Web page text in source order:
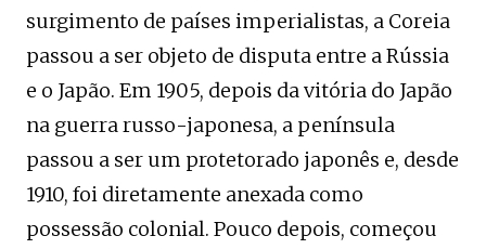
surgimento de países imperialistas, a Coreia
passou a ser objeto de disputa entre a Rússia
e o Japão. Em 1905, depois da vitória do Japão
na guerra russo-japonesa, a península
passou a ser um protetorado japonês e, desde
1910, foi diretamente anexada como
possessão colonial. Pouco depois, começou